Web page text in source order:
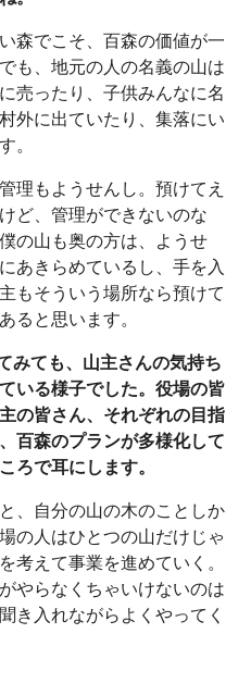
森でこそ、百森の価値が一
も、地元の人の名義の山は
売ったり、子供みんなに名
外に出ていたり、集落にい
。
理もようせんし。預けてえ
ど、管理ができないのな
の山も奥の方は、ようせ
あきらめているし、手を入
もそういう場所なら預けて
ると思います。
みても、山主さんの気持ち
いる様子でした。役場の皆
の皆さん、それぞれの目指
百森のプランが多様化して
ろで耳にします。
、自分の山の木のことしか
の人はひとつの山だけじゃ
考えて事業を進めていく。
やらなくちゃいけないのは
き入れながらよくやってく